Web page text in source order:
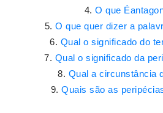
O que
O que quer dizer a
Qual o significado do
Qual o significado da
Qual a circunstância
Quais são as